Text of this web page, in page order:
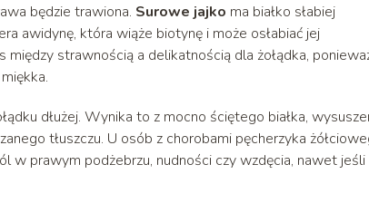
będzie trawiona. Surowe jajko ma białko słabiej
awidynę, która wiąże biotynę i może osłabiać jej
strawnością a delikatnością dla żołądka,
dłużej. Wynika to z mocno ściętego białka,
tłuszczu. U osób z chorobami pęcherzyka
w prawym podżebrzu, nudności czy wzdęcia, nawet jeśli